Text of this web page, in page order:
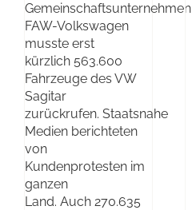
Gemeinschaftsunternehmen
FAW-Volkswagen
musste erst
kürzlich 563.600
Fahrzeuge des VW
Sagitar
zurückrufen. Staatsnahe
Medien berichteten
von
Kundenprotesten im
ganzen
Land. Auch 270.635